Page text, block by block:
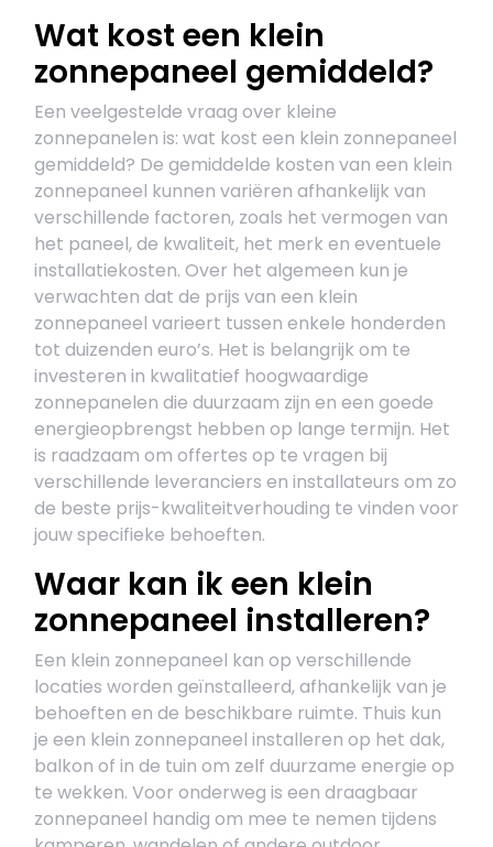
Wat kost een klein
zonnepaneel gemiddeld?
Een veelgestelde vraag over kleine
zonnepanelen is: wat kost een klein zonnepaneel
gemiddeld? De gemiddelde kosten van een klein
zonnepaneel kunnen variëren afhankelijk van
verschillende factoren, zoals het vermogen van
het paneel, de kwaliteit, het merk en eventuele
installatiekosten. Over het algemeen kun je
verwachten dat de prijs van een klein
zonnepaneel varieert tussen enkele honderden
tot duizenden euro’s. Het is belangrijk om te
investeren in kwalitatief hoogwaardige
zonnepanelen die duurzaam zijn en een goede
energieopbrengst hebben op lange termijn. Het
is raadzaam om offertes op te vragen bij
verschillende leveranciers en installateurs om zo
de beste prijs-kwaliteitverhouding te vinden voor
jouw specifieke behoeften.
Waar kan ik een klein
zonnepaneel installeren?
Een klein zonnepaneel kan op verschillende
locaties worden geïnstalleerd, afhankelijk van je
behoeften en de beschikbare ruimte. Thuis kun
je een klein zonnepaneel installeren op het dak,
balkon of in de tuin om zelf duurzame energie op
te wekken. Voor onderweg is een draagbaar
zonnepaneel handig om mee te nemen tijdens